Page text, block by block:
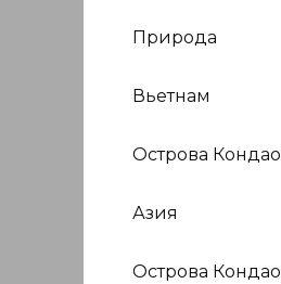
Природа
Вьетнам
Острова Кондао
Азия
Острова Кондао